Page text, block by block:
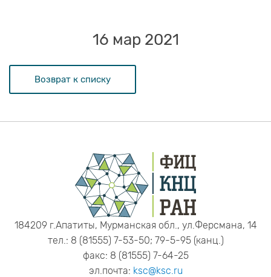
Возврат к списку
16 мар 2021
184209 г.Апатиты, Мурманская обл., ул.Ферсмана, 14
тел.: 8 (81555) 7-53-50; 79-5-95 (канц.)
факс: 8 (81555) 7-64-25
эл.почта: ksc@ksc.ru